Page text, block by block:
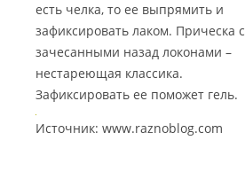
есть челка, то ее выпрямить и
зафиксировать лаком. Прическа с
зачесанными назад локонами –
нестареющая классика.
Зафиксировать ее поможет гель.
Источник: www.raznoblog.com